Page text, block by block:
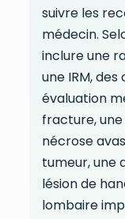
suivre les
médecin.
inclure une
une IRM,
évaluation
fracture,
nécrose
tumeur, une
lésion de
lombaire